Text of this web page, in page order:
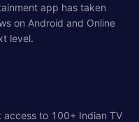
app has taken
on Android and Online
level.
access to 100+ Indian TV